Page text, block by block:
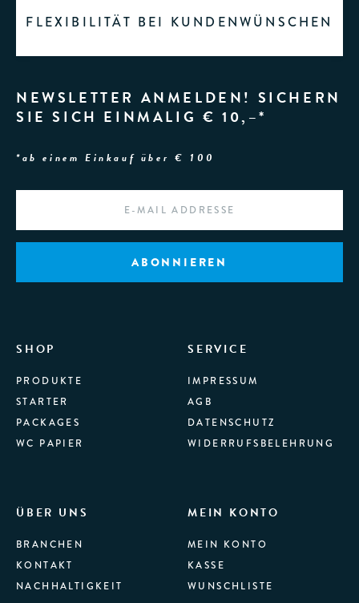
FLEXIBILITÄT BEI KUNDENWÜNSCHEN
NEWSLETTER ANMELDEN! SICHERN
SIE SICH EINMALIG € 10,–*
*ab einem Einkauf über € 100
SHOP
PRODUKTE
STARTER
PACKAGES
WC PAPIER
SERVICE
IMPRESSUM
AGB
DATENSCHUTZ
WIDERRUFSBELEHRUNG
ÜBER UNS
BRANCHEN
KONTAKT
NACHHALTIGKEIT
MEIN KONTO
MEIN KONTO
KASSE
WUNSCHLISTE